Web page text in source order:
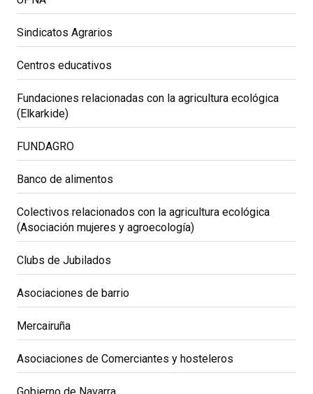
Sindicatos Agrarios
Centros educativos
Fundaciones relacionadas con la agricultura ecológica
(Elkarkide)
FUNDAGRO
Banco de alimentos
Colectivos relacionados con la agricultura ecológica
(Asociación mujeres y agroecología)
Clubs de Jubilados
Asociaciones de barrio
Mercairuña
Asociaciones de Comerciantes y hosteleros